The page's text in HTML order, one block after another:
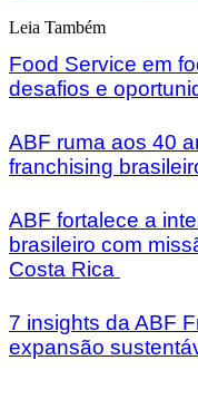
Leia Também
Food Service em
desafios e
ABF ruma aos 40
franchising
ABF fortalece a
brasileiro com
Costa Rica
7 insights da ABF
expansão